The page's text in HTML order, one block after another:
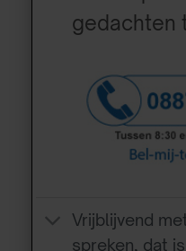
gedachten
Vrijblijvend
spreken, dat